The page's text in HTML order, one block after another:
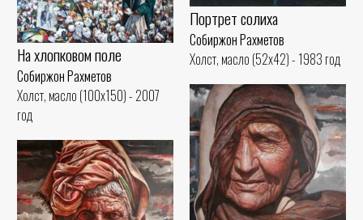
Портрет солиха
Собиржон Рахметов
Холст, масло (52x42) - 1983 год
На хлопковом поле
Собиржон Рахметов
Холст, масло (100x150) - 2007
год